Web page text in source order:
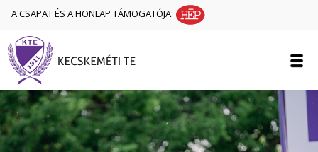
A CSAPAT ÉS A HONLAP TÁMOGATÓJA: